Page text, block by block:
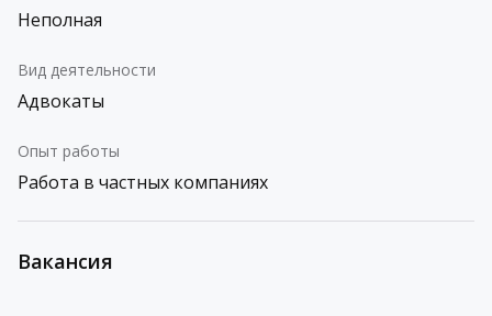
Неполная
Вид деятельности
Адвокаты
Опыт работы
Работа в частных компаниях
Вакансия